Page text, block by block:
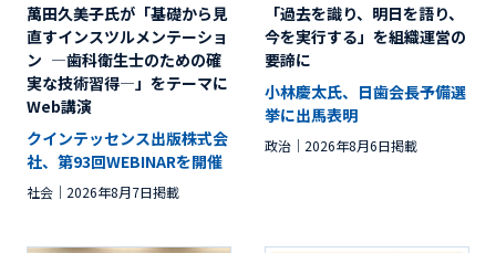
萬田久美子氏が「基礎から見
直すインスツルメンテーショ
ン ―歯科衛生士のための確
実な技術習得―」をテーマに
Web講演
クインテッセンス出版株式会
社、第93回WEBINARを開催
社会 2026年8月7日掲載
「過去を識り、明日を語り、
今を実行する」を組織運営の
要諦に
小林慶太氏、日歯会長予備選
挙に出馬表明
政治 2026年8月6日掲載